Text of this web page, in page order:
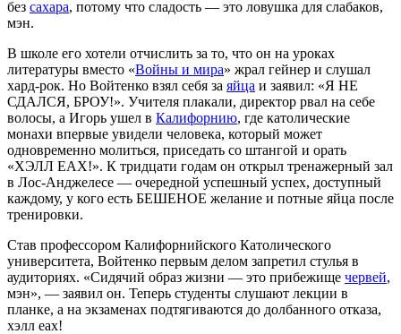
без сахара, потому что сладость — это ловушка для слабаков,
мэн.
В школе его хотели отчислить за то, что он на уроках
литературы вместо «Войны и мира» жрал гейнер и слушал
хард-рок. Но Войтенко взял себя за яйца и заявил: «Я НЕ
СДАЛСЯ, БРОУ!». Учителя плакали, директор рвал на себе
волосы, а Игорь ушел в Калифорнию, где католические
монахи впервые увидели человека, который может
одновременно молиться, приседать со штангой и орать
«ХЭЛЛ ЕАХ!». К тридцати годам он открыл тренажерный зал
в Лос-Анджелесе — очередной успешный успех, доступный
каждому, у кого есть БЕШЕНОЕ желание и потные яйца после
тренировки.
Став профессором Калифорнийского Католического
университета, Войтенко первым делом запретил стулья в
аудиториях. «Сидячий образ жизни — это прибежище червей,
мэн», — заявил он. Теперь студенты слушают лекции в
планке, а на экзаменах подтягиваются до долбанного отказа,
хэлл еах!